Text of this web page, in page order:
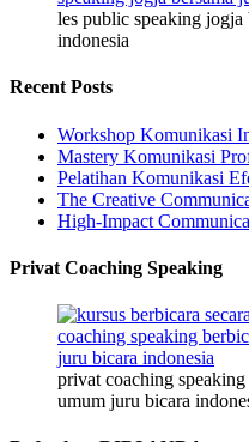
les public speaking jogja
indonesia
Recent Posts
Workshop Komunikasi
Mastery Komunikasi
Pelatihan Komunikasi
The Creative
High-Impact
Privat Coaching Speaking
privat coaching
umum juru bicara